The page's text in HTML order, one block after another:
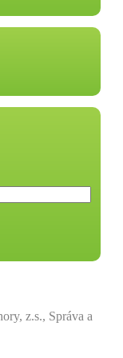
z.s., Správa a